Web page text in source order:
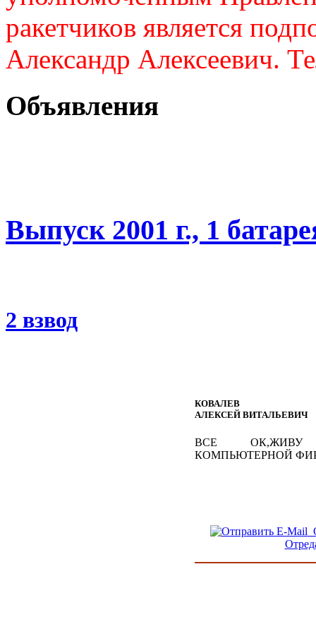
ракетчиков является
Александр Алексеевич.
Объявления
Выпуск 2001 г., 1
2 взвод
КОВАЛЕВ
АЛЕКСЕЙ ВИТАЛЬЕВИЧ
ВСЕ ОК,ЖИВУ
КОМПЬЮТЕРНОЙ